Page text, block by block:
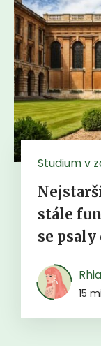
Studium v
stále
se
15